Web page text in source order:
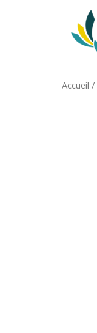
Accueil /